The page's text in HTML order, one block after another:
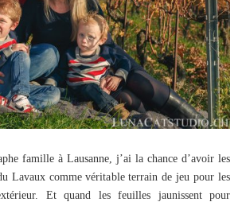
famille à Lausanne, j’ai la chance d’avoir les
Lavaux comme véritable terrain de jeu pour les
Et quand les feuilles jaunissent pour